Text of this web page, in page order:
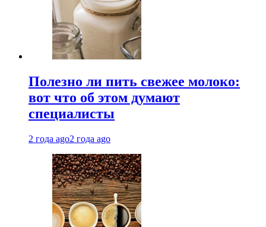
Полезно ли пить свежее молоко:
вот что об этом думают
специалисты
2 года ago2 года ago